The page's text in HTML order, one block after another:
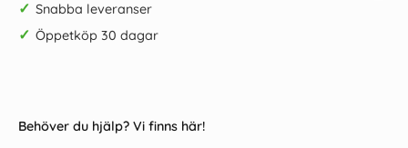
✓ Snabba leveranser
✓ Öppetköp 30 dagar
Behöver du hjälp? Vi finns här!